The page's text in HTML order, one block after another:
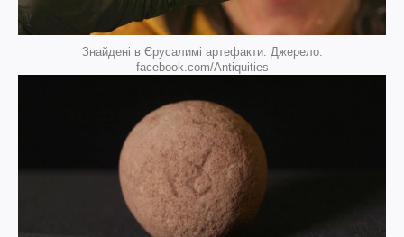
Знайдені в Єрусалимі артефакти. Джерело:
facebook.com/Antiquities